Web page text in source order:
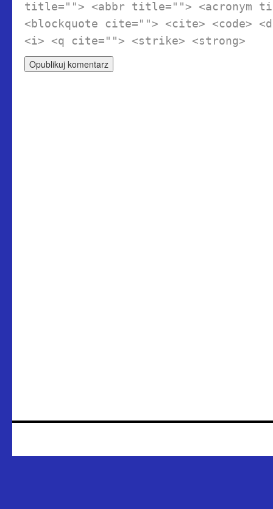
title=""> <abbr title=""> <acronym
<blockquote cite=""> <cite> <code>
<i> <q cite=""> <strike> <strong>